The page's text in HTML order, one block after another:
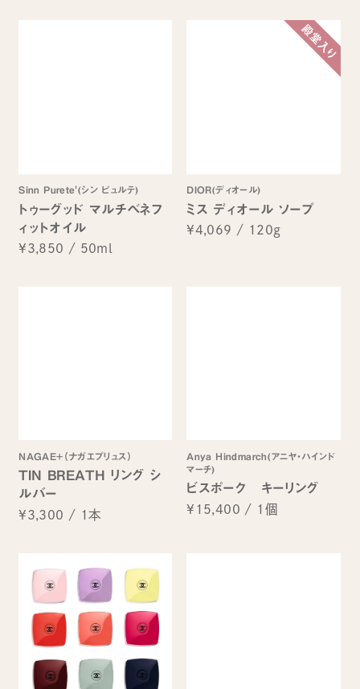
Sinn Purete'(シン ピュルテ)
トゥーグッド マルチベネフ
ィットオイル
¥3,850 / 50ml
DIOR(ディオール)
ミス ディオール ソープ
¥4,069 / 120g
NAGAE+（ナガエプリュス）
TIN BREATH リング シ
ルバー
¥3,300 / 1本
Anya Hindmarch(アニヤ・ハインド
マーチ)
ビスポーク キーリング
¥15,400 / 1個